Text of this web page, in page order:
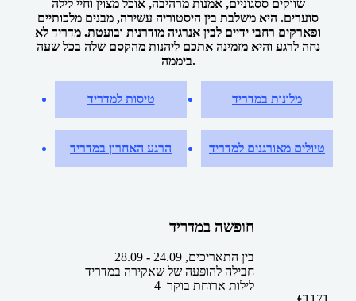
שווקים ססגוניים, אמנות מרהיבה, אוכל מצוין וחיי לילה
סוערים. היא משלבת בין היסטוריה עשירה, מבנים מלכותיים
ופארקים רחבי ידיים לבין אנרגיה מודרנית ובועטת. מדריד לא
נחה לרגע והיא מזמינה אתכם ליהנות מהקסם שלה בכל שעה
ביממה.
טיסות למדריד מלונות במדריד
הרגע האחרון במדריד טיולים מאורגנים למדריד
חופשה במדריד
בין התאריכים, -
28.09
חבילה להופעה של שאקירה במדריד
4 לילות ארוחת בוקר